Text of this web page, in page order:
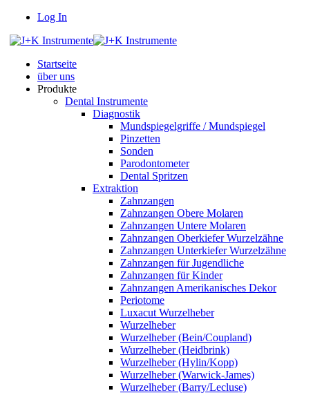
Log In
Startseite
über uns
Produkte
Dental Instrumente
Diagnostik
Mundspiegelgriffe / Mundspiegel
Pinzetten
Sonden
Parodontometer
Dental Spritzen
Extraktion
Zahnzangen
Zahnzangen Obere Molaren
Zahnzangen Untere Molaren
Zahnzangen Oberkiefer Wurzelzähne
Zahnzangen Unterkiefer Wurzelzähne
Zahnzangen für Jugendliche
Zahnzangen für Kinder
Zahnzangen Amerikanisches Dekor
Periotome
Luxacut Wurzelheber
Wurzelheber
Wurzelheber (Bein/Coupland)
Wurzelheber (Heidbrink)
Wurzelheber (Hylin/Kopp)
Wurzelheber (Warwick-James)
Wurzelheber (Barry/Lecluse)